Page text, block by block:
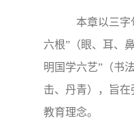
本章以三字
六根”（眼、耳、
明国学六艺”（书
击、丹青），旨
教育理念。